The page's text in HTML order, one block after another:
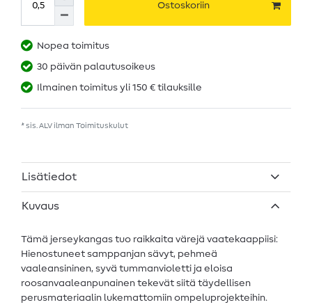
Ostoskoriin
Nopea toimitus
30 päivän palautusoikeus
Ilmainen toimitus yli 150 € tilauksille
* sis. ALV ilman Toimituskulut
Lisätiedot
Kuvaus
Tämä jerseykangas tuo raikkaita värejä vaatekaappiisi:
Hienostuneet samppanjan sävyt, pehmeä
vaaleansininen, syvä tummanvioletti ja eloisa
roosanvaaleanpunainen tekevät siitä täydellisen
perusmateriaalin lukemattomiin ompeluprojekteihin.